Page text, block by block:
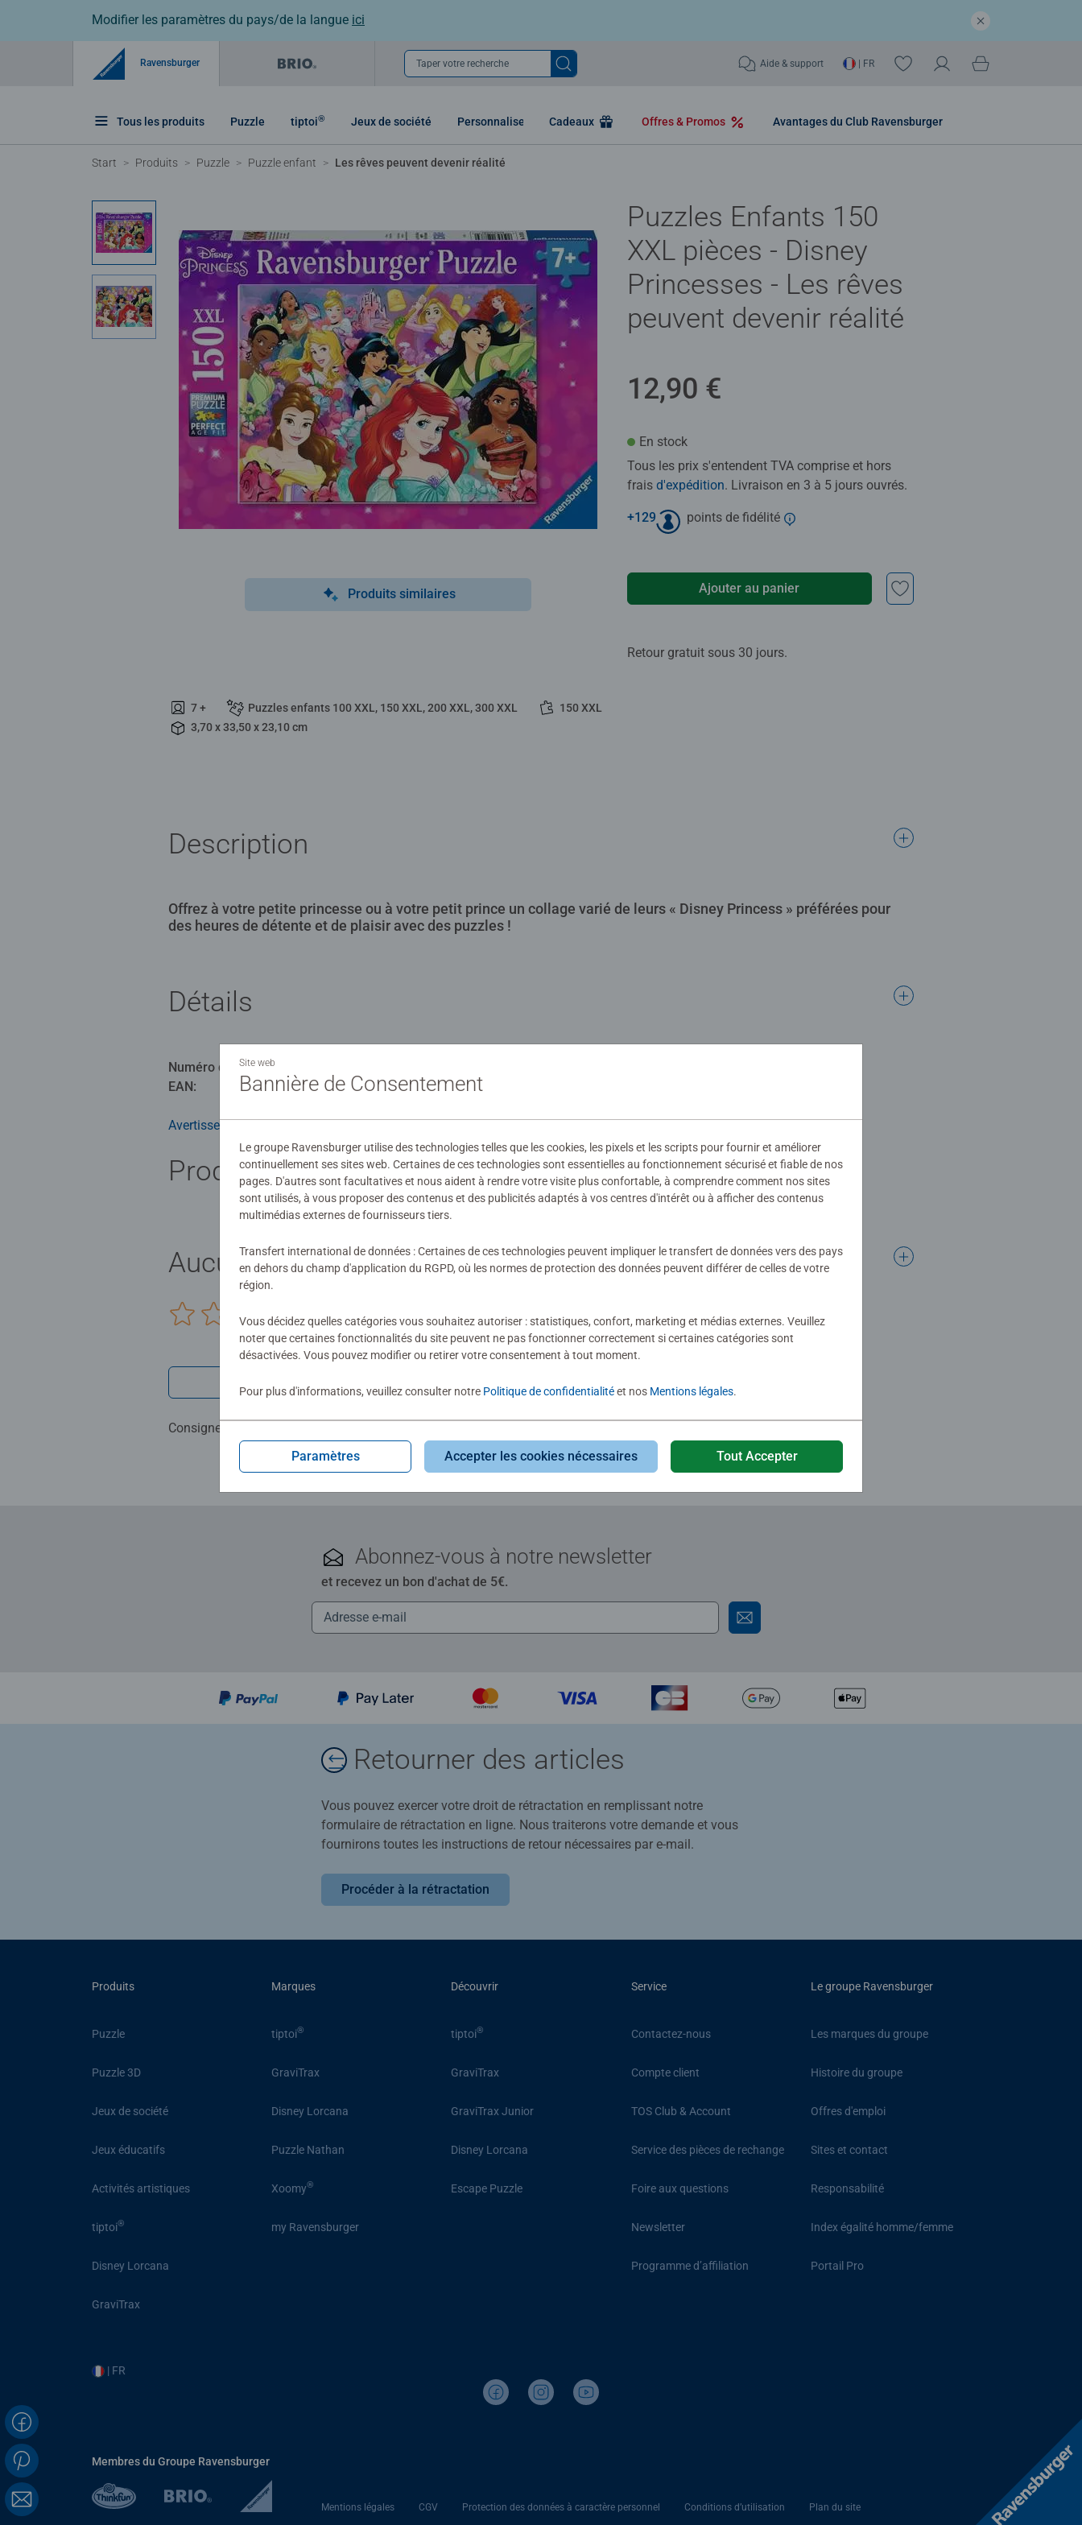
Modifier les paramètres du pays/de la langue ici
Ravensburger Taper votre recherche Aide & support | FR
Tous les produits Puzzle tiptoi® Jeux de société Personnaliser Cadeaux Offres & Promos Avantages du Club Ravensburger
Start Produits Puzzle Puzzle enfant Les rêves peuvent devenir réalité
Produits similaires
7 + Puzzles enfants 100 XXL, 150 XXL, 200 XXL, 300 XXL
150 XXL
3,70 x 33,50 x 23,10 cm
Puzzles Enfants 150
XXL pièces - Disney
Princesses - Les rêves
peuvent devenir réalité
12,90 €
En stock
Tous les prix s'entendent TVA comprise et hors
frais d'expédition. Livraison en 3 à 5 jours ouvrés.
+129 points de fidélité
Ajouter au panier
Retour gratuit sous 30 jours.
Description
Offrez à votre petite princesse ou à votre petit prince un collage varié de leurs « Disney Princess » préférées pour
des heures de détente et de plaisir avec des puzzles !
Détails
Numéro d'article:
EAN:
4005556128730
Avertissements et informations du fabricant
Produits similaires
Aucune évaluation n'a encore été soumise
Consignes d'évaluation
Abonnez-vous à notre newsletter
et recevez un bon d'achat de 5€.
Retourner des articles
Vous pouvez exercer votre droit de rétractation en remplissant notre
formulaire de rétractation en ligne. Nous traiterons votre demande et vous
fournirons toutes les instructions de retour nécessaires par e-mail.
Procéder à la rétractation
Produits
Puzzle
Puzzle 3D
Jeux de société
Jeux éducatifs
Activités artistiques
tiptoi®
Disney Lorcana
GraviTrax
Marques
tiptoi®
GraviTrax
Disney Lorcana
Puzzle Nathan
Xoomy®
my Ravensburger
Découvrir
tiptoi®
GraviTrax
GraviTrax Junior
Disney Lorcana
Escape Puzzle
Service
Contactez-nous
Compte client
TOS Club & Account
Service des pièces de rechange
Foire aux questions
Newsletter
Programme d’affiliation
Le groupe Ravensburger
Les marques du groupe
Histoire du groupe
Offres d'emploi
Sites et contact
Responsabilité
Index égalité homme/femme
Portail Pro
| FR
Membres du Groupe Ravensburger
Mentions légales CGV Protection des données à caractère personnel Conditions d’utilisation Plan du site
Site web
Bannière de Consentement
Le groupe Ravensburger utilise des technologies telles que les cookies, les pixels et les scripts pour fournir et améliorer
continuellement ses sites web. Certaines de ces technologies sont essentielles au fonctionnement sécurisé et fiable de nos
pages. D'autres sont facultatives et nous aident à rendre votre visite plus confortable, à comprendre comment nos sites
sont utilisés, à vous proposer des contenus et des publicités adaptés à vos centres d'intérêt ou à afficher des contenus
multimédias externes de fournisseurs tiers.
Transfert international de données : Certaines de ces technologies peuvent impliquer le transfert de données vers des pays
en dehors du champ d'application du RGPD, où les normes de protection des données peuvent différer de celles de votre
région.
Vous décidez quelles catégories vous souhaitez autoriser : statistiques, confort, marketing et médias externes. Veuillez
noter que certaines fonctionnalités du site peuvent ne pas fonctionner correctement si certaines catégories sont
désactivées. Vous pouvez modifier ou retirer votre consentement à tout moment.
Pour plus d'informations, veuillez consulter notre Politique de confidentialitéet nos Mentions légales.
Paramètres Accepter les cookies nécessaires Tout Accepter